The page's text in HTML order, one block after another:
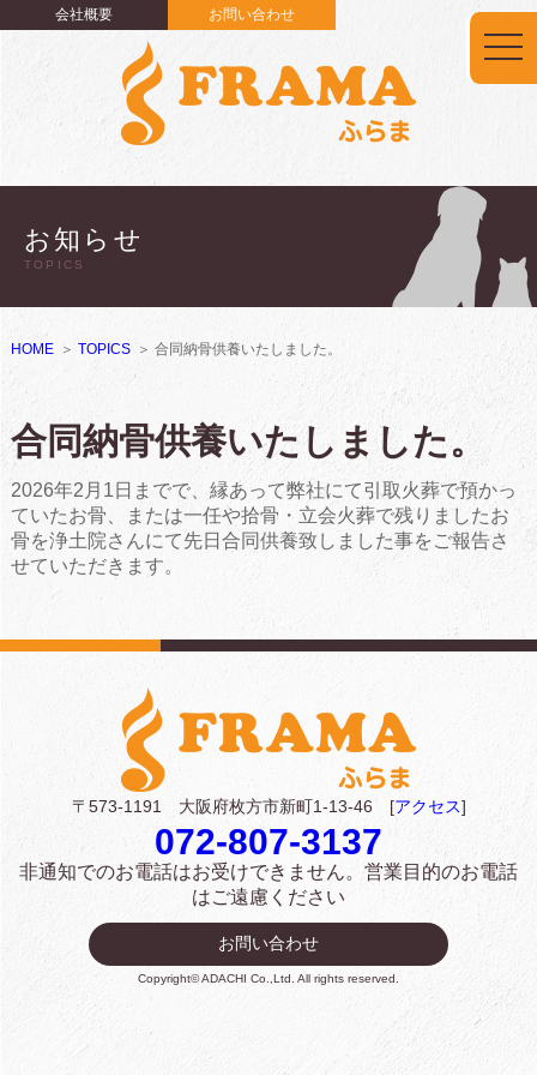
会社概要 お問い合わせ
お知らせ
TOPICS
HOME TOPICS 合同納骨供養いたしました。
合同納骨供養いたしました。
2026年2月1日までで、縁あって弊社にて引取火葬で預かっ
ていたお骨、または一任や拾骨・立会火葬で残りましたお
骨を浄土院さんにて先日合同供養致しました事をご報告さ
せていただきます。
〒573-1191 大阪府枚方市新町1-13-46 [アクセス]
072-807-3137
非通知でのお電話はお受けできません。営業目的のお電話
はご遠慮ください
お問い合わせ
Copyright© ADACHI Co.,Ltd. All rights reserved.